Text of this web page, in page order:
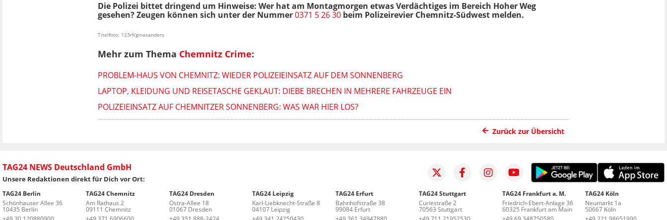
Die Polizei bittet dringend um Hinweise: Wer hat am Montagmorgen etwas Verdächtiges im Bereich Hoher Weg
gesehen? Zeugen können sich unter der Nummer0371 5 26 30 beim Polizeirevier Chemnitz-Südwest melden.
Titelfoto: 123rf/ginasanders
Mehr zum Thema Chemnitz Crime:
PROBLEM-HAUS VON CHEMNITZ: WIEDER POLIZEIEINSATZ AUF DEM SONNENBERG
LAPTOP, KLEIDUNG UND REISETASCHE GEKLAUT: DIEBE BRECHEN IN MEHRERE FAHRZEUGE EIN
POLIZEIEINSATZ AUF CHEMNITZER SONNENBERG: WAS WAR HIER LOS?
Zurück zur Übersicht
TAG24 NEWS Deutschland GmbH
Unsere Redaktionen direkt für Dich vor Ort:
TAG24 Berlin
Schönhauser Allee 36
10435 Berlin
TAG24 Chemnitz
Am Rathaus 2
09111 Chemnitz
TAG24 Dresden
Ostra-Allee 18
01067 Dresden
TAG24 Leipzig
Karl-Liebknecht-Straße 8
04107 Leipzig
TAG24 Erfurt
Bahnhofstraße 38
99084 Erfurt
TAG24 Stuttgart
Curiestraße 2
70563 Stuttgart
TAG24 Frankfurt a. M.
Friedrich-Ebert-Anlage 36
60325 Frankfurt am Main
TAG24 Köln
Neumarkt 1a
50667 Köln